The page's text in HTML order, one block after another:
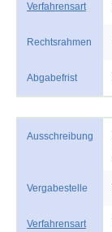
Verfahrensart
Rechtsrahmen
Abgabefrist
Ausschreibung
Vergabestelle
Verfahrensart